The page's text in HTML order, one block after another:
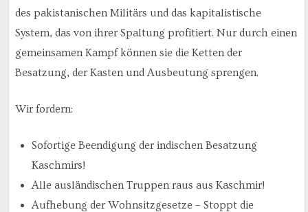
des pakistanischen Militärs und das kapitalistische
System, das von ihrer Spaltung profitiert. Nur durch einen
gemeinsamen Kampf können sie die Ketten der
Besatzung, der Kasten und Ausbeutung sprengen.
Wir fordern:
Sofortige Beendigung der indischen Besatzung
Kaschmirs!
Alle ausländischen Truppen raus aus Kaschmir!
Aufhebung der Wohnsitzgesetze – Stoppt die